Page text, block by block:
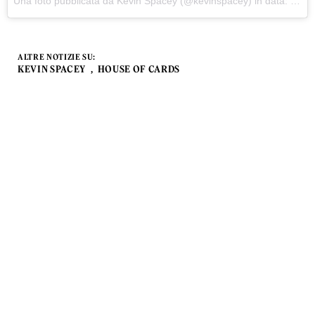
ALTRE NOTIZIE SU:
KEVIN SPACEY HOUSE OF CARDS